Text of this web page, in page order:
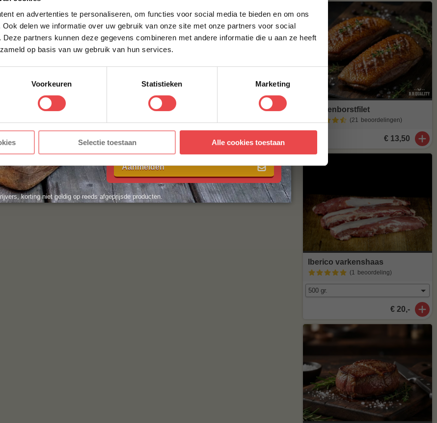
en advertenties te personaliseren, om functies voor social media te bieden en om ons
delen we informatie over uw gebruik van onze site met onze partners voor social
partners kunnen deze gegevens combineren met andere informatie die u aan ze heeft
op basis van uw gebruik van hun services.
Voorkeuren Statistieken Marketing
Selectie toestaan Alle cookies toestaan
Eendenborstfilet
(21 beoordelingen)
€ 13,50
Iberico varkenshaas
(1 beoordeling)
€ 20,-
VOORNAAM*
E-MAILADRES*
voorwaarden.
Aanmelden
korting niet geldig op reeds afgeprijsde producten.